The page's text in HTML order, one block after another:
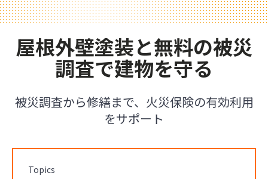
屋根外壁塗装と無料の被災
調査で建物を守る
被災調査から修繕まで、火災保険の有効利用
をサポート
Topics